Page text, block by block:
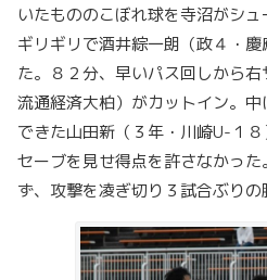
いたもののこぼれ球を寺沼がシ
ギリギリで酒井綜一朗（政４・
た。８２分、早いパス回しから右
流通経済大柏）がカットイン。
できた山田新（３年・川崎U-１
セーブを見せ得点を許さなかっ
ず、攻撃を凌ぎ切り３試合ぶりの